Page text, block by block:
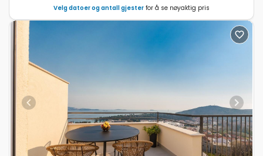
Velg datoer og antall gjester for å se nøyaktig pris
Previous Next